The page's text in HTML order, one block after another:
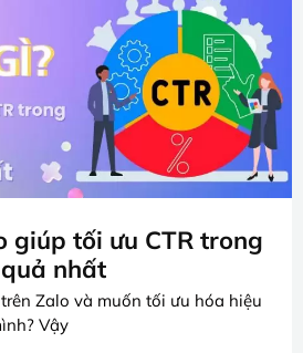
giúp tối ưu CTR trong
nhất
Zalo và muốn tối ưu hóa hiệu
Vậy